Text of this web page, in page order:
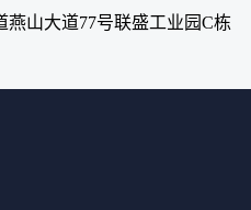
燕山大道77号联盛工业园C栋